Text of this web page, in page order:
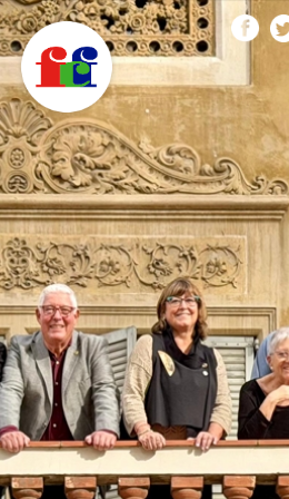
Vés
al
FEDERACIÓ CATALANA
DE FOTOGRAFIA
F
C
F